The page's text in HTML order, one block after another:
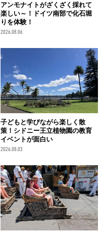
アンモナイトがざくざく採れて
楽しい～！ドイツ南部で化石堀
りを体験！
2026.08.06
子どもと学びながら楽しく散
策！シドニー王立植物園の教育
イベントが面白い
2026.08.03